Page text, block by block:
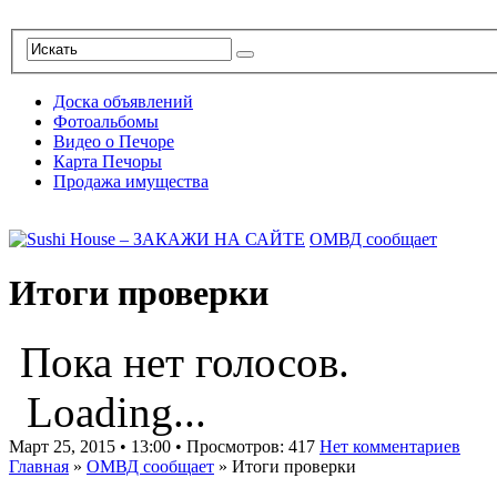
Доска объявлений
Фотоальбомы
Видео о Печоре
Карта Печоры
Продажа имущества
ОМВД сообщает
Итоги проверки
Пока нет голосов.
Loading...
Март 25, 2015 • 13:00 • Просмотров: 417 Нет комментариев
Главная » ОМВД сообщает » Итоги проверки